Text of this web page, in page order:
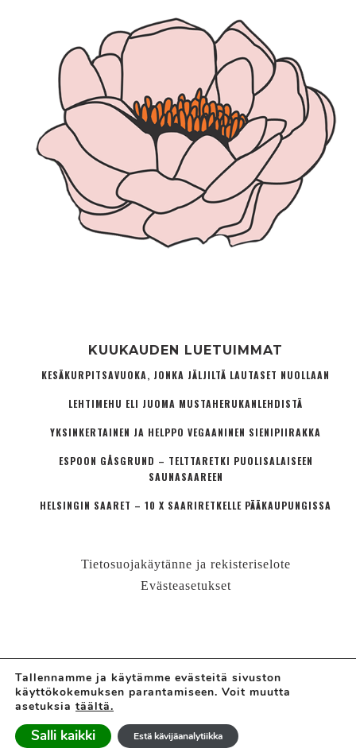
KUUKAUDEN LUETUIMMAT
KESÄKURPITSAVUOKA, JONKA JÄLJILTÄ LAUTASET NUOLLAAN
LEHTIMEHU ELI JUOMA MUSTAHERUKANLEHDISTÄ
YKSINKERTAINEN JA HELPPO VEGAANINEN SIENIPIIRAKKA
ESPOON GÅSGRUND – TELTTARETKI PUOLISALAISEEN
SAUNASAAREEN
HELSINGIN SAARET – 10 X SAARIRETKELLE PÄÄKAUPUNGISSA
Tietosuojakäytänne ja rekisteriselote
Evästeasetukset
© LÄHIÖMUTSI | HANNE VALTARI
Ajatuskoostamo + perheblogi
Tallennamme ja käytämme evästeitä sivuston
käyttökokemuksen parantamiseen. Voit muutta
asetuksia täältä.
Salli kaikki Estä kävijäanalytiikka